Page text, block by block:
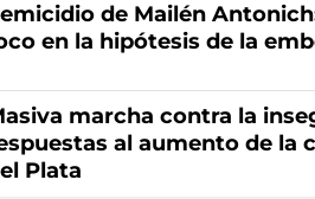
de Mailén
en la hipótesis de la
marcha contra la
al aumento de la
Plata